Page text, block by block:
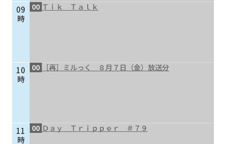
サイトマップ
09
時
10
時
11
時
00 Ｔｉｋ Ｔａｌｋ
00 ［再］ミルっく ８月７日（金）放送分
00 Ｄａｙ Ｔｒｉｐｐｅｒ ＃７９